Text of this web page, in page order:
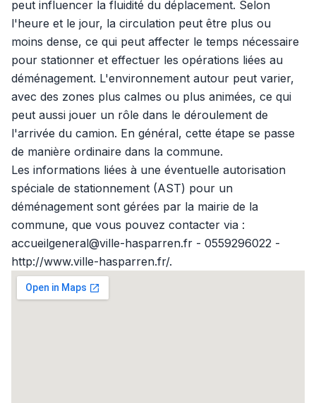
peut influencer la fluidité du déplacement. Selon
l'heure et le jour, la circulation peut être plus ou
moins dense, ce qui peut affecter le temps nécessaire
pour stationner et effectuer les opérations liées au
déménagement. L'environnement autour peut varier,
avec des zones plus calmes ou plus animées, ce qui
peut aussi jouer un rôle dans le déroulement de
l'arrivée du camion. En général, cette étape se passe
de manière ordinaire dans la commune.
Les informations liées à une éventuelle autorisation
spéciale de stationnement (AST) pour un
déménagement sont gérées par la mairie de la
commune, que vous pouvez contacter via :
accueilgeneral@ville-hasparren.fr - 0559296022 -
http://www.ville-hasparren.fr/.